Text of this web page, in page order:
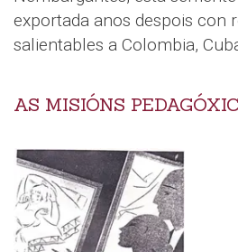
exportada anos despois con
salientables a Colombia,
AS MISIÓNS